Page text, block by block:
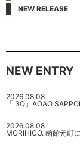
NEW RELEASE
NEW ENTRY
2026.08.08
「 3Q」AOAO
2026.08.08
MORIHICO. 函館元町